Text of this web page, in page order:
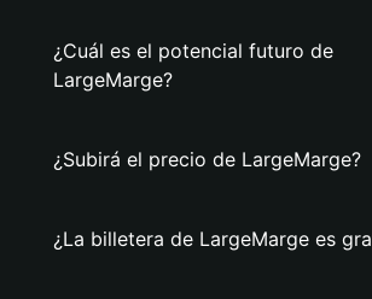
¿Cuál es el potencial futuro de
LargeMarge?
¿Subirá el precio de LargeMarge?
¿La billetera de LargeMarge es